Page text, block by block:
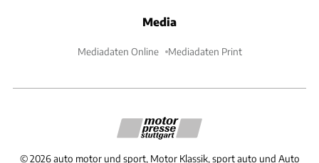
Media
Mediadaten Online Mediadaten Print
©2026 auto motor und sport, Motor Klassik, sport auto und Auto